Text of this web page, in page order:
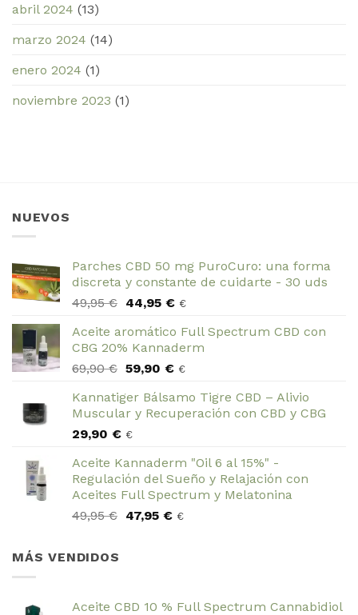
abril 2024 (13)
marzo 2024 (14)
enero 2024 (1)
noviembre 2023 (1)
NUEVOS
Parches CBD 50 mg PuroCuro: una forma
discreta y constante de cuidarte - 30 uds
49,95€ El
original
era:
49,95 €.
44,95 €El
actual
es:
44,95 €.
€
Aceite aromático Full Spectrum CBD con
CBG 20% Kannaderm
69,90€ El
original
era:
69,90 €.
59,90 €El
actual
es:
€
Kannatiger Bálsamo Tigre CBD – Alivio
Muscular y Recuperación con CBD y CBG
29,90 € €
Aceite Kannaderm "Oil 6 al 15%" -
Regulación del Sueño y Relajación con
Aceites Full Spectrum y Melatonina
49,95€ El
47,95 €El
€
MÁS VENDIDOS
Aceite CBD 10 % Full Spectrum Cannabidiol